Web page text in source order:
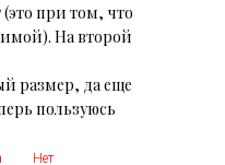
(это при том, что
На второй
размер, да еще
пользуюсь
Нет